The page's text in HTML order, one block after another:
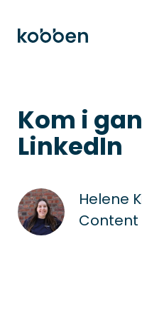
Kom i
LinkedIn
Helene